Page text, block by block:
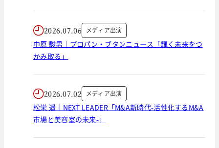
2026.07.06 メディア出演
中原 駿男｜プロパン・ブタンニュース「輝く未来をつ
かみ取る」
2026.07.02 メディア出演
松栄 遥｜NEXT LEADER「M&A新時代-活性化するM&A
市場と美容室の未来-」